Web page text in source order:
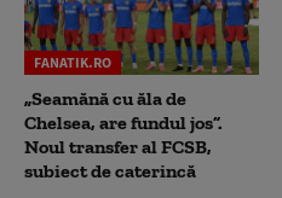
FANATIK.RO
„Seamănă cu ăla de
Chelsea, are fundul jos”.
Noul transfer al FCSB,
subiect de caterincă